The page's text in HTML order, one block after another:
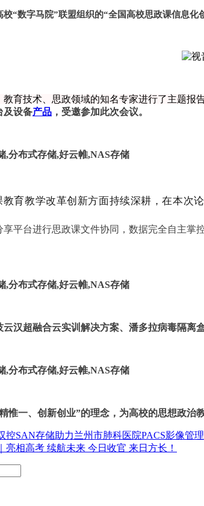
“数字马院”联盟组织的“全国高校思政课信息化
育技术、思政领域的知名专家进行了主题报
及设备产品 ，受邀参加此次会议。
育教学改革创新方面持续深耕，在本次
平台进行思政课文件协同，数据完全自主
汉超融合云实训解决方案、潘多拉病毒隔离
惟一、创新创业”的理念，为高校的思想政治
控SAN存储助力兰州市肺科医院PACS影像管理
亮相高考 续航未来 今日收官 来日方长！